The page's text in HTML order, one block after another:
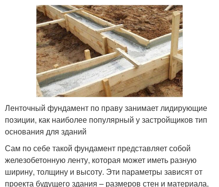
Ленточный фундамент по праву занимает лидирующие
позиции, как наиболее популярный у застройщиков тип
основания для зданий
Сам по себе такой фундамент представляет собой
железобетонную ленту, которая может иметь разную
ширину, толщину и высоту. Эти параметры зависят от
проекта будущего здания – размеров стен и материала,